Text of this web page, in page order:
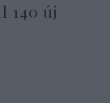
140 új